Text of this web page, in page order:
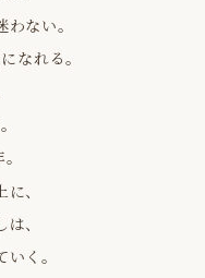
ない。
なれる。
、
、
く。